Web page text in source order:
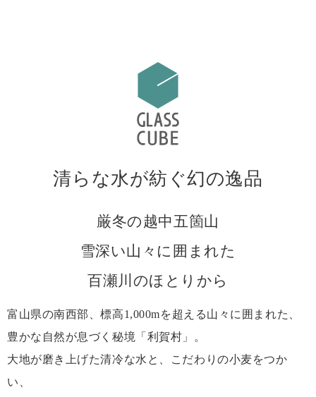
清らな水が紡ぐ幻の逸品
厳冬の越中五箇山
雪深い山々に囲まれた
百瀬川のほとりから
富山県の南西部、標高1,000mを超える山々に囲まれた、
豊かな自然が息づく秘境「利賀村」。
大地が磨き上げた清冷な水と、こだわりの小麦をつか
い、